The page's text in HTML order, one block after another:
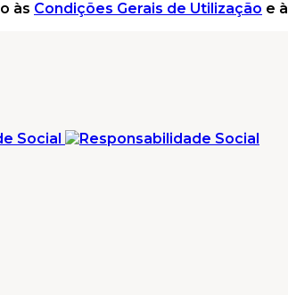
às Condições Gerais de Utilização e à